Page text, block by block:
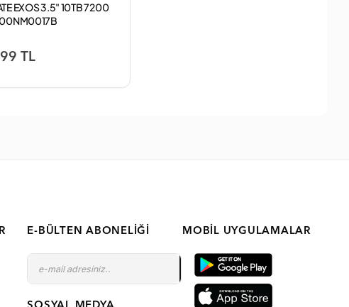
EXOS 3.5" 10TB 7200
TL
E-BÜLTEN ABONELIĞI MOBIL UYGULAMALAR